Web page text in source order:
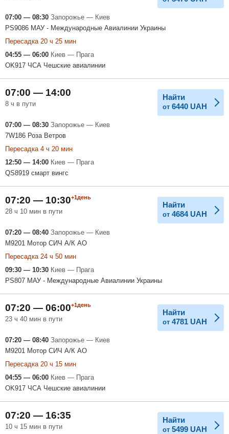
07:00 — 08:30 Запорожье — Киев
PS9086 МАУ - Международные Авиалинии Украины
Пересадка 20 ч 25 мин
04:55 — 06:00 Киев — Прага
OK917 ЧСА Чешские авиалинии
07:00 — 14:00
8 ч в пути
Найти
от 6440 UAH
07:00 — 08:30 Запорожье — Киев
7W186 Роза Ветров
Пересадка 4 ч 20 мин
12:50 — 14:00 Киев — Прага
QS8919 смарт вингс
07:20 — 10:30+1день
28 ч 10 мин в пути
Найти
от 4684 UAH
07:20 — 08:40 Запорожье — Киев
M9201 Мотор СИЧ А/К АО
Пересадка 24 ч 50 мин
09:30 — 10:30 Киев — Прага
PS807 МАУ - Международные Авиалинии Украины
07:20 — 06:00+1день
23 ч 40 мин в пути
Найти
от 4781 UAH
07:20 — 08:40 Запорожье — Киев
M9201 Мотор СИЧ А/К АО
Пересадка 20 ч 15 мин
04:55 — 06:00 Киев — Прага
OK917 ЧСА Чешские авиалинии
07:20 — 16:35
10 ч 15 мин в пути
Найти
от 5499 UAH